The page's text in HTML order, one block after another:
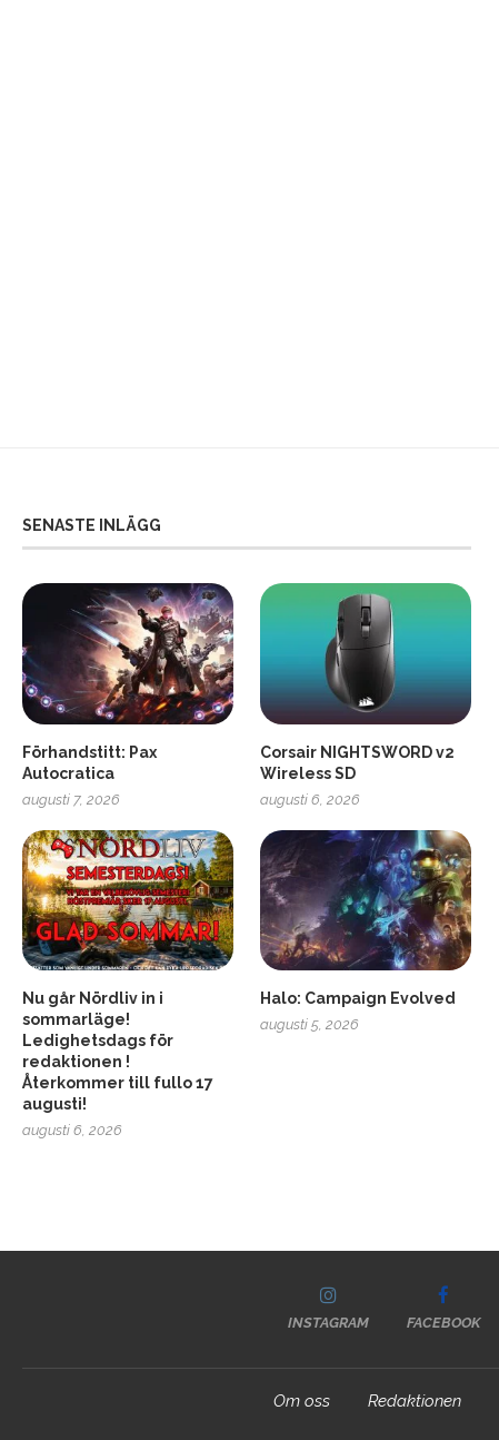
SENASTE INLÄGG
Förhandstitt: Pax
Autocratica
augusti 7, 2026
Corsair NIGHTSWORD v2
Wireless SD
augusti 6, 2026
Nu går Nördliv in i
sommarläge!
Ledighetsdags för
redaktionen !
Återkommer till fullo 17
augusti!
augusti 6, 2026
Halo: Campaign Evolved
augusti 5, 2026
Soundcore Liberty 5 Pro
INSTAGRAM FACEBOOK
Om oss Redaktionen